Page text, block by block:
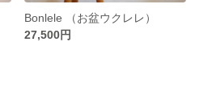
Bonlele （お盆ウクレレ）
27,500円